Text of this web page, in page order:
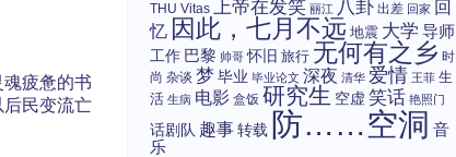
疲惫的书
民变流亡
THU Vitas 上帝在发笑 丽江 八卦 出差 回家 回
忆 因此，七月不远 地震 大学 导师
工作 巴黎 帅哥 怀旧 旅行 无何有之乡 时
尚 杂谈 梦 毕业 毕业论文 深夜 清华 爱情 王菲 生
活 生病 电影 盒饭 研究生 空虚 笑话 艳照门
话剧队 趣事转载 防……空洞 音
乐